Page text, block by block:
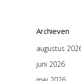
Archieven
augustus
juni 2026